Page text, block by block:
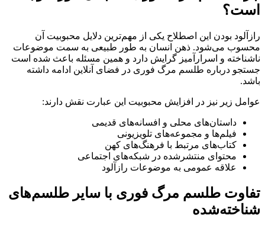
است؟
رازآلود بودن این اصطلاح یکی از مهم‌ترین دلایل محبوبیت آن
محسوب می‌شود. ذهن انسان به طور طبیعی به سمت موضوعات
ناشناخته و اسرارآمیز گرایش دارد و همین مسئله باعث شده است
جستجو درباره طلسم مرگ فوری در فضای آنلاین ادامه داشته
باشد.
عوامل زیر نیز در افزایش محبوبیت این عبارت نقش دارند:
داستان‌های محلی و افسانه‌های قدیمی
فیلم‌ها و مجموعه‌های تلویزیونی
کتاب‌های مرتبط با فرهنگ‌های کهن
محتوای منتشرشده در شبکه‌های اجتماعی
علاقه عمومی به موضوعات رازآلود
تفاوت طلسم مرگ فوری با سایر طلسم‌های
شناخته‌شده